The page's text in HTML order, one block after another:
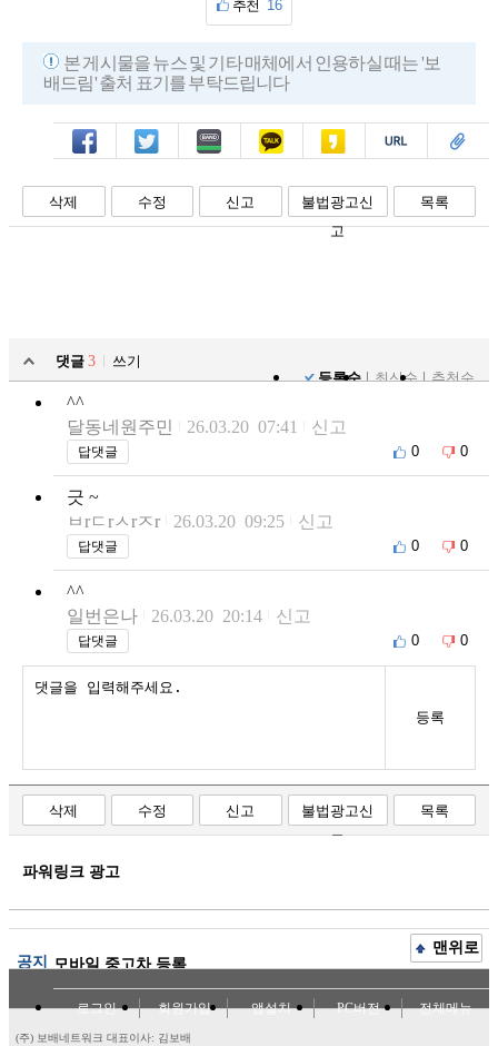
추천 16
본 게시물을 뉴스 및 기타 매체에서 인용하실 때는 '보
배드림' 출처 표기를 부탁드립니다
페북 트윗 밴드 카톡 카스 복사 스크랩
삭제 수정 신고
불법광고신
고
목록
댓글 3
쓰기
등록순
최신순 추천순
^^
달동네원주민
26.03.20 07:41 신고
답댓글 0 0
긋 ~
ㅂrㄷrㅅrㅈr
26.03.20 09:25 신고
답댓글 0 0
^^
일번은나
26.03.20 20:14 신고
답댓글 0 0
등록
삭제 수정 신고
불법광고신
고
목록
파워링크 광고
공지 모바일 중고차 등록
맨위로
로그인 회원가입 앱설치 PC버전 전체메뉴
(주) 보배네트워크 대표이사: 김보배